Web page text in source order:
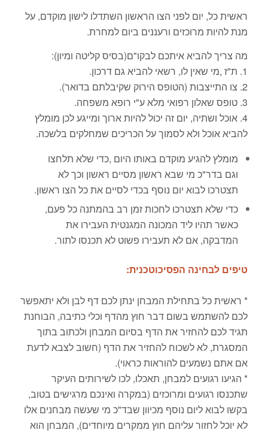
ראשית כל, יום לפני הצו הראשון השתדלו לישון מוקדם, על
מנת להיות מרוכזים ורעננים ביום למחרת.
מה צריך להביא איתכם לבקו"ם(בסיס קליטה ומיון):
1. ת"ז ,מי שאין לו, רשאי להביא גם דרכון.
2. צו התייצבות (הטופס הירוק שקיבלתם בדואר).
3. טופס שאלון רפואי מלא ע"י רופא משפחה.
4. אוכל ושתיה, יום זה יכול להיות ארוך ומייגע לכן מומלץ
להביא אוכל ולא לסמוך על הכריכים שמחלקים בלשכה.
מומלץ להגיע מוקדם באותו היום ,כדי שלא תלחצו
וגם בדר"כ מי שבא ראשון מסיים ראשון וכך לא
תצטרכו לבוא יום נוסף בכדי לסיים את כל הצו ראשון.
כדי שלא תצטרכו לחכות זמן רב בהמתנה כל פעם,
כאשר תהיו ליד המכונה המגנטית העבירו את
המדבקה, אם לא תעבירו פשוט לא תכנסו לתור.
טיפים לבחינה הפסיכוטכנית:
* ראשית כל בתחילת המבחן ינתן לכם דף לבן ולא יתאפשר
לכם להשתמש בשום דבר חוץ מהדף וכלי כתיבה, הבוחנת
תגיד לכם להחזיר את הדף בסיום המבחן ולכתוב בתוך
המסגרת, לא לשכוח להחזיר את הדף (חשוב לצבא לדעת
אם אתם נשמעים להוראות כראוי).
* הגיעו רגועים למבחן, תאכלו, לכו לשירותים העיקר
שתכנסו רגועים ומרוכזים (במקרה ואינכם מרגישים בטוב,
בקשו לבוא ליום נוסף מכיוון שבד"כ מי שעשה מבחנים אלו
לא יוכל לחזור עליהם חוץ ממקרים מיוחדים), המבחן הוא